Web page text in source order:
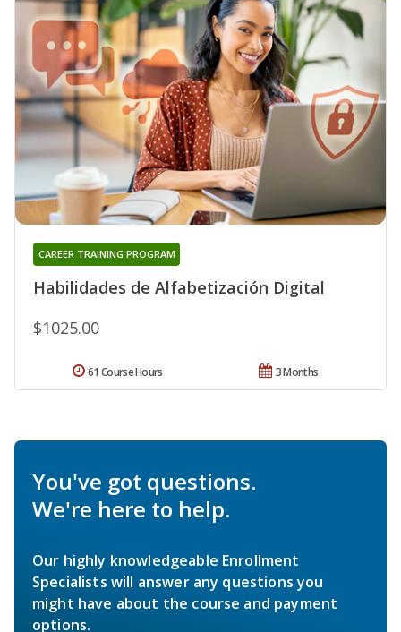
Habilidades de Alfabetización Digital
CAREER TRAINING PROGRAM
$1025.00
3 Months
61 Course Hours
You've got questions.
We're here to help.
Our highly knowledgeable Enrollment
Specialists will answer any questions you
might have about the course and payment
options.